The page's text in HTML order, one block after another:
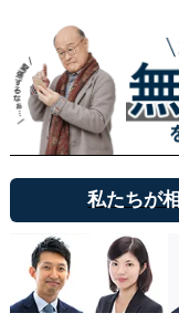
私たちが